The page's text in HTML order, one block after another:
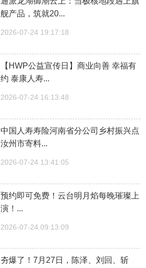
舰产品，筑就20...
2026-07-24 19:17:18
【HWP公益宣传日】商业向善 幸福有
约 泰康人寿...
2026-07-24 16:13:48
中国人寿寿险河南省分公司乡村振兴点
汝州市寄料...
2026-07-24 13:41:05
预约即可免费！云台明月焰每晚璀璨上
演！...
2026-07-24 09:13:09
夯爆了！7月27日，陈泽、刘回、斩